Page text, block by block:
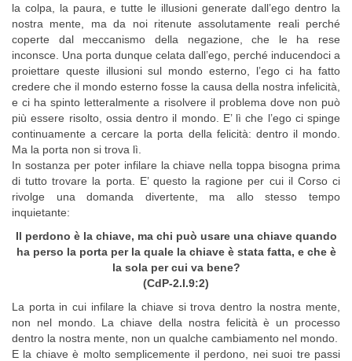
la colpa, la paura, e tutte le illusioni generate dall’ego dentro la
nostra mente, ma da noi ritenute assolutamente reali perché
coperte dal meccanismo della negazione, che le ha rese
inconsce. Una porta dunque celata dall’ego, perché inducendoci a
proiettare queste illusioni sul mondo esterno, l’ego ci ha fatto
credere che il mondo esterno fosse la causa della nostra infelicità,
e ci ha spinto letteralmente a risolvere il problema dove non può
più essere risolto, ossia dentro il mondo. E’ lì che l’ego ci spinge
continuamente a cercare la porta della felicità: dentro il mondo.
Ma la porta non si trova lì.
In sostanza per poter infilare la chiave nella toppa bisogna prima
di tutto trovare la porta. E’ questo la ragione per cui il Corso ci
rivolge una domanda divertente, ma allo stesso tempo
inquietante:
Il perdono è la chiave, ma chi può usare una chiave quando
ha perso la porta per la quale la chiave è stata fatta, e che è
la sola per cui va bene?
(CdP-2.I.9:2)
La porta in cui infilare la chiave si trova dentro la nostra mente,
non nel mondo. La chiave della nostra felicità è un processo
dentro la nostra mente, non un qualche cambiamento nel mondo.
E la chiave è molto semplicemente il perdono, nei suoi tre passi